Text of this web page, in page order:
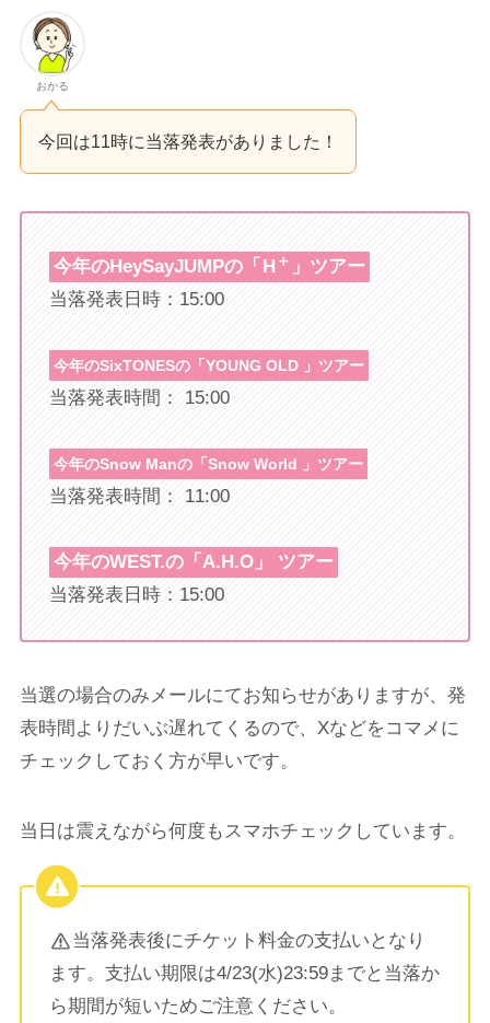
おかる
今回は11時に当落発表がありました！
今年のHeySayJUMPの「 H ＋ 」ツアー
当落発表日時：15:00
今年のSixTONESの「YOUNG OLD 」ツアー
当落発表時間： 15:00
今年のSnow Manの「Snow World 」ツアー
当落発表時間： 11:00
今年のWEST.の「A.H.O」
ツアー
当落発表日時：15:00
当選の場合のみメールにてお知らせがありますが、発
表時間よりだいぶ遅れてくるので、Xなどをコマメに
チェックしておく方が早いです。
当日は震えながら何度もスマホチェックしています。
当落発表後にチケット料金の支払いとなり
ます。支払い期限は4/23(水)23:59までと当落か
ら期間が短いためご注意ください。